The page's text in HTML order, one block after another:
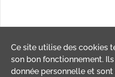
Ce site utilise descookies
son bon fonctionnement.
donnée personnelle et